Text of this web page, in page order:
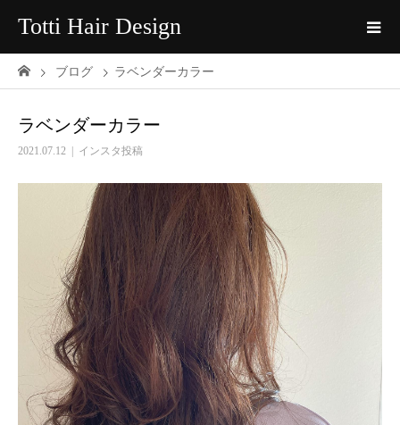
Totti Hair Design
ブログ ラベンダーカラー
ラベンダーカラー
2021.07.12 インスタ投稿